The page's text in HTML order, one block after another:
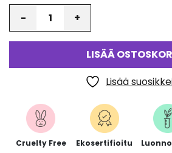
LISÄÄ
Lisää
Cruelty Free Ekosertifioitu